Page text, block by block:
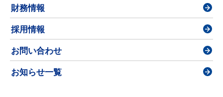
財務情報
採用情報
お問い合わせ
お知らせ一覧